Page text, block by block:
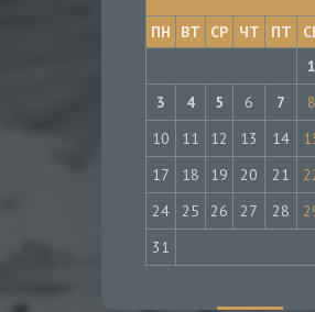
ПН
ВТ СР ЧТ ПТ
1
3
4 5 6 7 8
10
11 12 13 14
17
18 19 20 21
24
25 26 27 28
31